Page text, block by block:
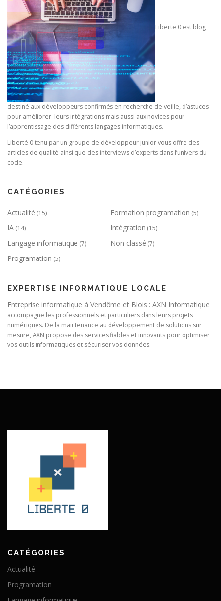
e
s
a
r
t
i
c
l
e
s
Liberte 0 est blog
destiné aux développeurs confirmés en recherche de veille, d’astuces
pour améliorer leurs intégrations mais aussi aux novices pour
l’apprentissage des différents langages informatiques.
Liberté 0 tenu par un groupe de développeur junior vous offre des
articles de qualité ainsi que des interviews d’experts dans l’univers du
code.
CATÉGORIES
Actualité (15) Formation programation (5)
IA (14) Intégration (15)
Langage informatique (7) Non classé (7)
Programation (5)
EXPERTISE INFORMATIQUE LOCALE
Entreprise informatique à Vendôme et Blois : AXN Informatique
accompagne les professionnels et particuliers dans leurs projets
numériques. De la maintenance au développement de solutions sur
mesure, AXN propose des services fiables et innovants pour optimiser
vos outils informatiques et sécuriser vos données.
CATÉGORIES
Actualité
Programation